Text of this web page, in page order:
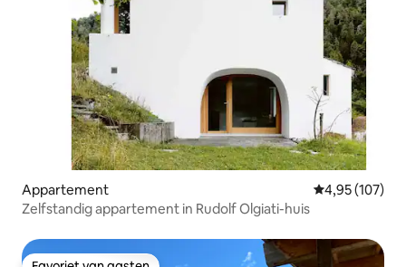
Appartement Gemiddelde
4,95 (107)
Zelfstandig appartement in Rudolf Olgiati-huis